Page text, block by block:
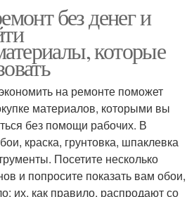
без денег и
которые
на ремонте поможет
материалов, которыми вы
без помощи рабочих. В
краска, грунтовка, шпаклевка
Посетите несколько
и попросите показать вам обои,
их, как правило, распродают со